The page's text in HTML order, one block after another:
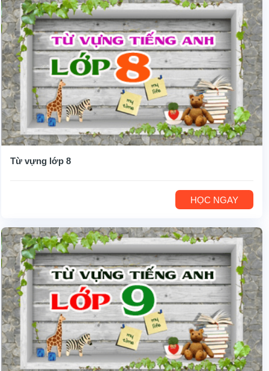
Từ vựng lớp 8
HỌC NGAY